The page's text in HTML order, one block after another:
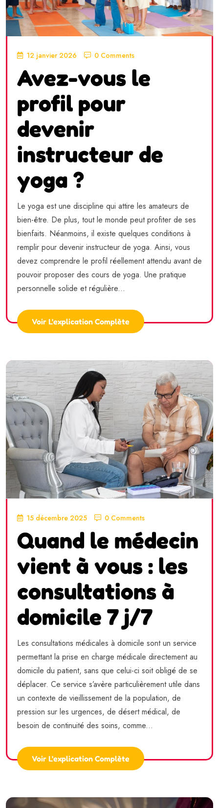
12 janvier 2026 0 Comments
Avez-vous le
profil pour
devenir
instructeur de
yoga ?
Le yoga est une discipline qui attire les amateurs de
bien-être. De plus, tout le monde peut profiter de ses
bienfaits. Néanmoins, il existe quelques conditions à
remplir pour devenir instructeur de yoga. Ainsi, vous
devez comprendre le profil réellement attendu avant de
pouvoir proposer des cours de yoga. Une pratique
personnelle solide et régulière...
Voir L'explication Complète
15 décembre 2025 0 Comments
Quand le médecin
vient à vous : les
consultations à
domicile 7 j/7
Les consultations médicales à domicile sont un service
permettant la prise en charge médicale directement au
domicile du patient, sans que celui-ci soit obligé de se
déplacer. Ce service s’avère particulièrement utile dans
un contexte de vieillissement de la population, de
pression sur les urgences, de désert médical, de
besoin de continuité des soins, comme...
Voir L'explication Complète